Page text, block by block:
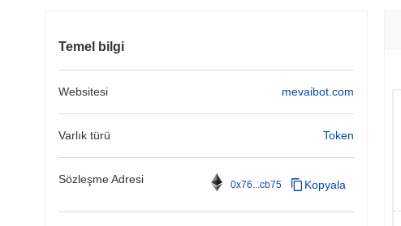
Temel bilgi
Websitesi mevaibot.com
Varlık türü Token
Sözleşme Adresi 0x76...cb75 Kopyala